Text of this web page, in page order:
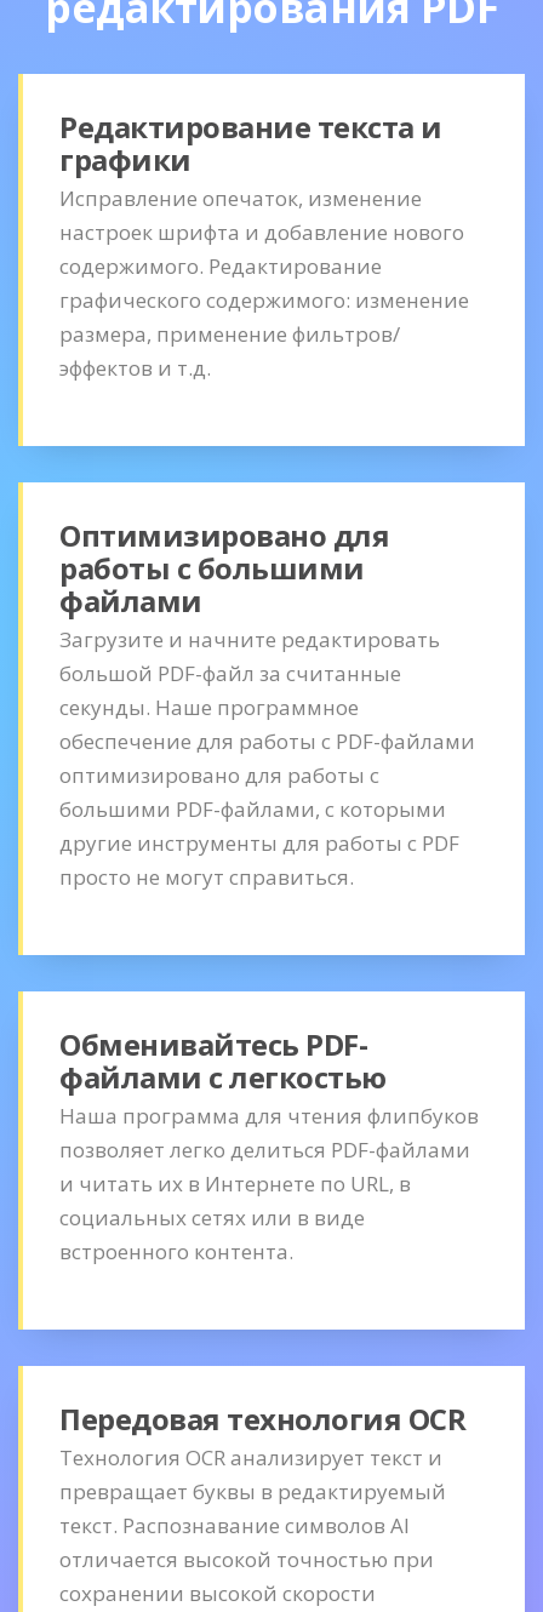
Редактирование текста и
графики
Исправление опечаток, изменение
настроек шрифта и добавление нового
содержимого. Редактирование
графического содержимого: изменение
размера, применение фильтров/
эффектов и т.д.
Оптимизировано для
работы с большими
файлами
Загрузите и начните редактировать
большой PDF-файл за считанные
секунды. Наше программное
обеспечение для работы с PDF-файлами
оптимизировано для работы с
большими PDF-файлами, с которыми
другие инструменты для работы с PDF
просто не могут справиться.
Обменивайтесь PDF-
файлами с легкостью
Наша программа для чтения флипбуков
позволяет легко делиться PDF-файлами
и читать их в Интернете по URL, в
социальных сетях или в виде
встроенного контента.
Передовая технология OCR
Технология OCR анализирует текст и
превращает буквы в редактируемый
текст. Распознавание символов AI
отличается высокой точностью при
сохранении высокой скорости